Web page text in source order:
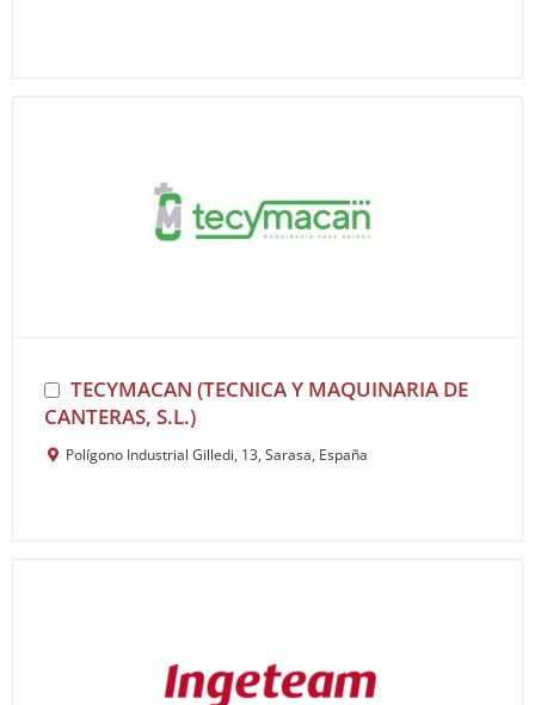
TECYMACAN (TECNICA Y MAQUINARIA DE
CANTERAS, S.L.)
Polígono Industrial Gilledi, 13, Sarasa, España